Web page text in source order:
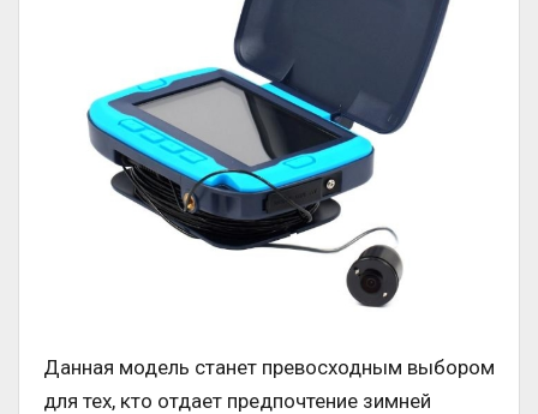
Данная модель станет превосходным выбором
для тех, кто отдает предпочтение зимней